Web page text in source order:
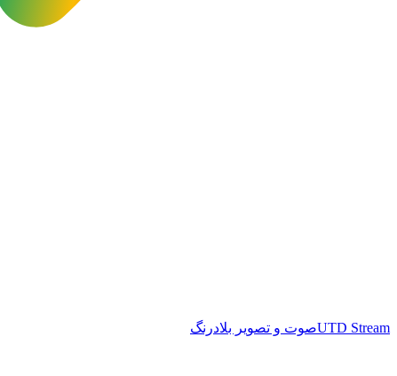
UTD Streamصوت و تصویر بلادرنگ